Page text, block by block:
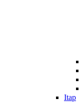
Itap